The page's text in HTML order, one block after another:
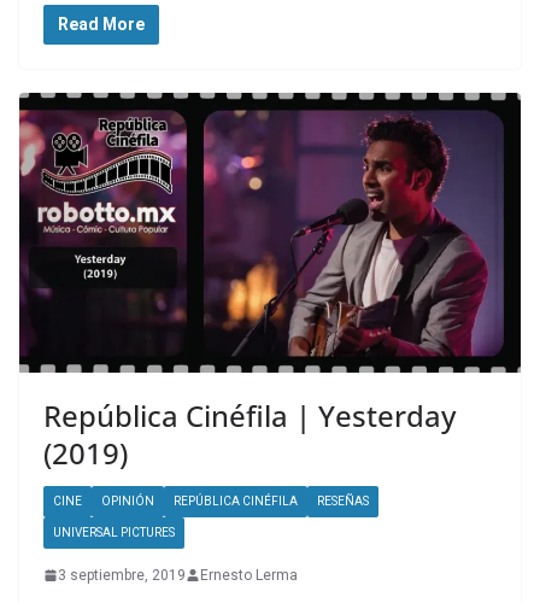
Read More
República Cinéfila | Yesterday
(2019)
CINE OPINIÓN REPÚBLICA CINÉFILA RESEÑAS
UNIVERSAL PICTURES
3 septiembre, 2019 Ernesto Lerma